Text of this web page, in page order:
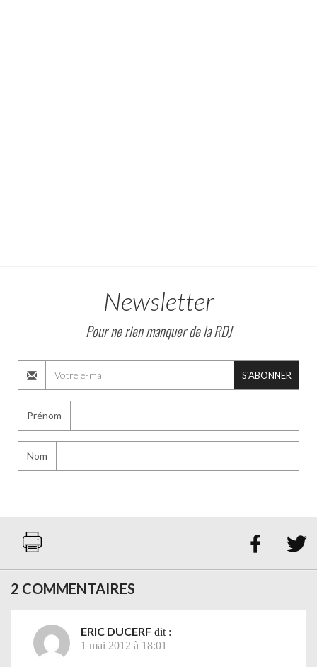
Newsletter
Pour ne rien manquer de la RDJ
S'ABONNER
Prénom
Nom
 
2 COMMENTAIRES
ERIC DUCERF dit :
1 mai 2012 à 18:01